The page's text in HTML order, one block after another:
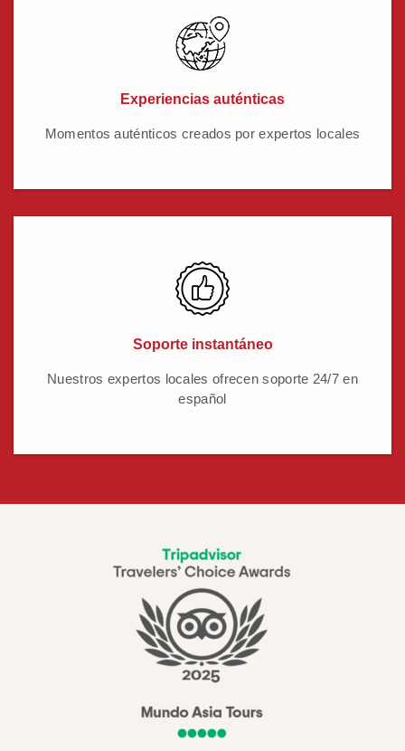
Experiencias auténticas
Momentos auténticos creados por expertos locales
Soporte instantáneo
Nuestros expertos locales ofrecen soporte 24/7 en
español